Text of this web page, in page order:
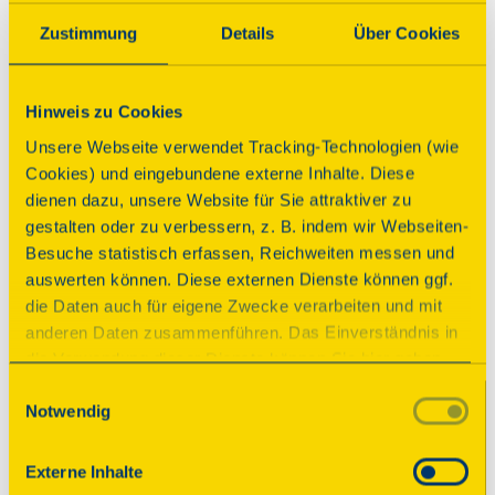
Zustimmung Details Über Cookies
Hinweis zu Cookies
Unsere Webseite verwendet Tracking-Technologien (wie
Cookies) und eingebundene externe Inhalte. Diese
dienen dazu, unsere Website für Sie attraktiver zu
gestalten oder zu verbessern, z. B. indem wir Webseiten-
Besuche statistisch erfassen, Reichweiten messen und
auswerten können. Diese externen Dienste können ggf.
die Daten auch für eigene Zwecke verarbeiten und mit
anderen Daten zusammenführen. Das Einverständnis in
die Verwendung dieser Dienste können Sie hier geben.
unserer Datenschutzerklärung. Durch Anklicken der
einzelner Cookies (Kategorien) in
den Einstellungen erteilen Sie uns Ihre Einwilligung zur
Notwendig
Externe Inhalte
Chemnitz, Kaßbergstr. 30
Details